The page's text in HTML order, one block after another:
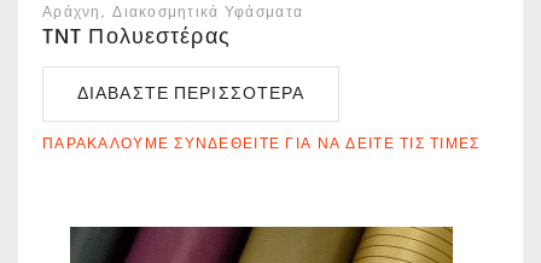
Αράχνη Διακοσμητικά Υφάσματα
TNT Πολυεστέρας
ΔΙΑΒΆΣΤΕ ΠΕΡΙΣΣΌΤΕΡΑ
ΠΑΡΑΚΑΛΟΎΜΕ ΣΥΝΔΕΘΕΊΤΕ ΓΙΑ ΝΑ ΔΕΊΤΕ ΤΙΣ ΤΙΜΈΣ